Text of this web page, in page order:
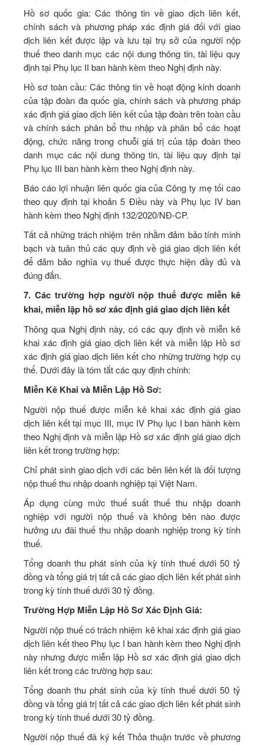
Hồ sơ quốc gia: Các thông tin về giao dịch liên kết,
chính sách và phương pháp xác định giá đối với giao
dịch liên kết được lập và lưu tại trụ sở của người nộp
thuế theo danh mục các nội dung thông tin, tài liệu quy
định tại Phụ lục II ban hành kèm theo Nghị định này.
Hồ sơ toàn cầu: Các thông tin về hoạt động kinh doanh
của tập đoàn đa quốc gia, chính sách và phương pháp
xác định giá giao dịch liên kết của tập đoàn trên toàn cầu
và chính sách phân bổ thu nhập và phân bổ các hoạt
động, chức năng trong chuỗi giá trị của tập đoàn theo
danh mục các nội dung thông tin, tài liệu quy định tại
Phụ lục III ban hành kèm theo Nghị định này.
Báo cáo lợi nhuận liên quốc gia của Công ty mẹ tối cao
theo quy định tại khoản 5 Điều này và Phụ lục IV ban
hành kèm theo Nghị định 132/2020/NĐ-CP.
Tất cả những trách nhiệm trên nhằm đảm bảo tính minh
bạch và tuân thủ các quy định về giá giao dịch liên kết
để đảm bảo nghĩa vụ thuế được thực hiện đầy đủ và
đúng đắn.
7. Các trường hợp người nộp thuế được miễn kê
khai, miễn lập hồ sơ xác định giá giao dịch liên kết
Thông qua Nghị định này, có các quy định về miễn kê
khai xác định giá giao dịch liên kết và miễn lập Hồ sơ
xác định giá giao dịch liên kết cho những trường hợp cụ
thể. Dưới đây là tóm tắt các quy định chính:
Miễn Kê Khai và Miễn Lập Hồ Sơ:
Người nộp thuế được miễn kê khai xác định giá giao
dịch liên kết tại mục III, mục IV Phụ lục I ban hành kèm
theo Nghị định và miễn lập Hồ sơ xác định giá giao dịch
liên kết trong trường hợp:
Chỉ phát sinh giao dịch với các bên liên kết là đối tượng
nộp thuế thu nhập doanh nghiệp tại Việt Nam.
Áp dụng cùng mức thuế suất thuế thu nhập doanh
nghiệp với người nộp thuế và không bên nào được
hưởng ưu đãi thuế thu nhập doanh nghiệp trong kỳ tính
thuế.
Tổng doanh thu phát sinh của kỳ tính thuế dưới 50 tỷ
đồng và tổng giá trị tất cả các giao dịch liên kết phát sinh
trong kỳ tính thuế dưới 30 tỷ đồng.
Trường Hợp Miễn Lập Hồ Sơ Xác Định Giá:
Người nộp thuế có trách nhiệm kê khai xác định giá giao
dịch liên kết theo Phụ lục I ban hành kèm theo Nghị định
này nhưng được miễn lập Hồ sơ xác định giá giao dịch
liên kết trong các trường hợp sau:
Tổng doanh thu phát sinh của kỳ tính thuế dưới 50 tỷ
đồng và tổng giá trị tất cả các giao dịch liên kết phát sinh
trong kỳ tính thuế dưới 30 tỷ đồng.
Người nộp thuế đã ký kết Thỏa thuận trước về phương